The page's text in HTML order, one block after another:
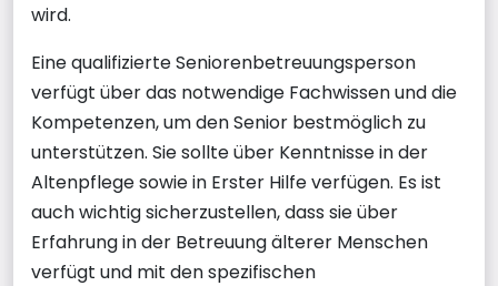
wird.
Eine qualifizierte Seniorenbetreuungsperson
verfügt über das notwendige Fachwissen und die
Kompetenzen, um den Senior bestmöglich zu
unterstützen. Sie sollte über Kenntnisse in der
Altenpflege sowie in Erster Hilfe verfügen. Es ist
auch wichtig sicherzustellen, dass sie über
Erfahrung in der Betreuung älterer Menschen
verfügt und mit den spezifischen